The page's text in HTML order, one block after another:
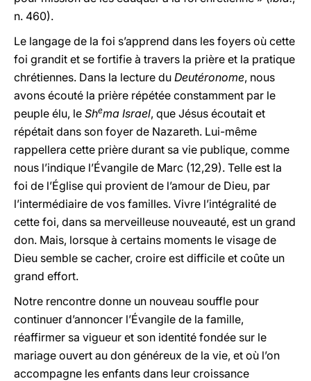
n. 460).
Le langage de la foi s’apprend dans les foyers où cette
foi grandit et se fortifie à travers la prière et la pratique
chrétiennes. Dans la lecture du Deutéronome, nous
avons écouté la prière répétée constamment par le
peuple élu, le Shema Israel, que Jésus écoutait et
répétait dans son foyer de Nazareth. Lui-même
rappellera cette prière durant sa vie publique, comme
nous l’indique l’Évangile de Marc (12,29). Telle est la
foi de l’Église qui provient de l’amour de Dieu, par
l’intermédiaire de vos familles. Vivre l’intégralité de
cette foi, dans sa merveilleuse nouveauté, est un grand
don. Mais, lorsque à certains moments le visage de
Dieu semble se cacher, croire est difficile et coûte un
grand effort.
Notre rencontre donne un nouveau souffle pour
continuer d’annoncer l’Évangile de la famille,
réaffirmer sa vigueur et son identité fondée sur le
mariage ouvert au don généreux de la vie, et où l’on
accompagne les enfants dans leur croissance